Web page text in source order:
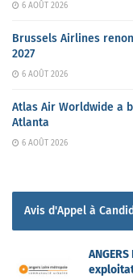
6 AOÛT 2026
Brussels Airlines
2027
6 AOÛT 2026
Atlas Air Worldwide a
Atlanta
6 AOÛT 2026
Avis d'Appel à